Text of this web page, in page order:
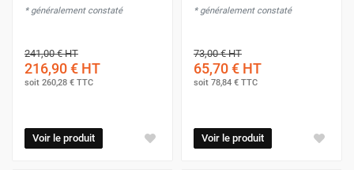
* généralement constaté
241,00 €HT
216,90 € HT
soit 260,28 € TTC
Voir le produit
* généralement constaté
73,00 €HT
65,70 € HT
soit 78,84 € TTC
Voir le produit